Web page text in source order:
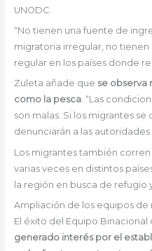
UNODC.
“No tienen una fuente de
migratoria irregular, no
regular en los países donde
Zuleta añade que se observa
como la pesca. “Las
son malas. Si los migrantes
denunciarán a las
Los migrantes también
varias veces en distintos
la región en busca de refugio
Ampliación de los equipos de
El éxito del Equipo
generado interés por el